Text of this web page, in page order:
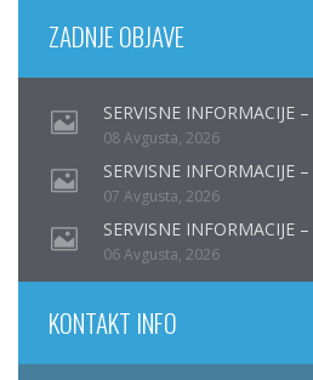
ZADNJE OBJAVE
SERVISNE INFORMACIJE
08 Avgusta, 2026
SERVISNE INFORMACIJE
07 Avgusta, 2026
SERVISNE INFORMACIJE
06 Avgusta, 2026
KONTAKT INFO